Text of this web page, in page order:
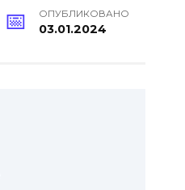
ОПУБЛИКОВАНО
03.01.2024